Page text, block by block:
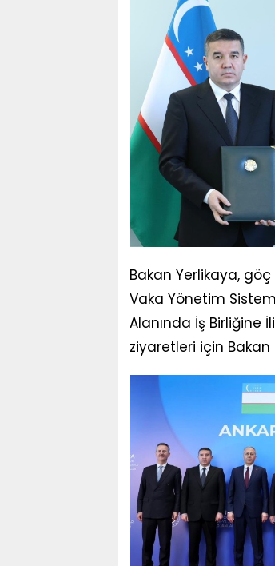
Bakan Yerlikaya,
Vaka Yönetim
Alanında İş Birliğine
ziyaretleri için